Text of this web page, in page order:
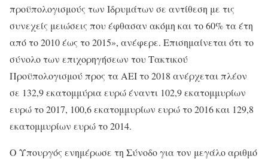
προϋπολογισμούς των Ιδρυμάτων σε αντίθεση με τις
συνεχείς μειώσεις που έφθασαν ακόμη και το 60% τα έτη
από το 2010 έως το 2015», ανέφερε. Επισημαίνεται ότι το
σύνολο των επιχορηγήσεων του Τακτικού
Προϋπολογισμού προς τα ΑΕΙ το 2018 ανέρχεται πλέον
σε 132,9 εκατομμύρια ευρώ έναντι 102,9 εκατομμυρίων
ευρώ το 2017, 100,6 εκατομμυρίων ευρώ το 2016 και 129,8
εκατομμυρίων ευρώ το 2014.
Ο Υπουργός ενημέρωσε τη Σύνοδο για τον μεγάλο αριθμό